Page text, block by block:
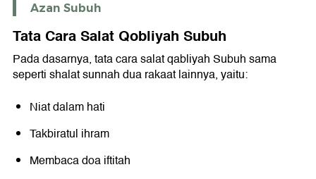
Azan Subuh
Tata Cara Salat Qobliyah Subuh
Pada dasarnya, tata cara salat qabliyah Subuh sama
seperti shalat sunnah dua rakaat lainnya, yaitu:
Niat dalam hati
Takbiratul ihram
Membaca doa iftitah